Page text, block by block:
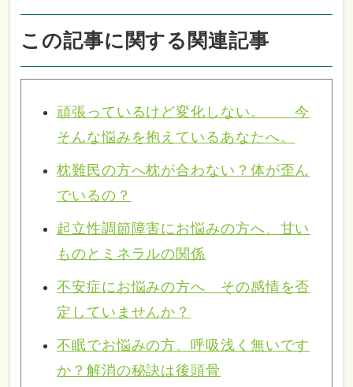
この記事に関する関連記事
頑張っているけど変化しない。 今
そんな悩みを抱えているあなたへ。
枕難民の方へ枕が合わない？体が歪ん
でいるの？
起立性調節障害にお悩みの方へ、甘い
ものとミネラルの関係
不安症にお悩みの方へ その感情を否
定していませんか？
不眠でお悩みの方、呼吸浅く無いです
か？解消の秘訣は後頭骨